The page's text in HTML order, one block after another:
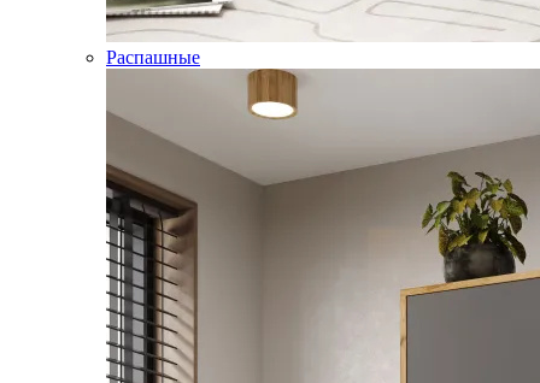
Распашные